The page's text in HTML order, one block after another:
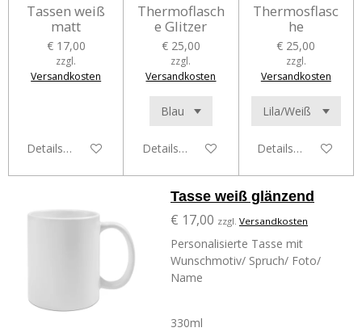
Tassen weiß
matt
€ 17,00
zzgl.
Versandkosten
Details anzeigen
Thermoflasch
e Glitzer
€ 25,00
zzgl.
Versandkosten
Details anzeigen
Thermosflasc
he
€ 25,00
zzgl.
Versandkosten
Details anzeigen
Tasse weiß glänzend
€ 17,00 zzgl. Versandkosten
Personalisierte Tasse mit
Wunschmotiv/ Spruch/ Foto/
Name
330ml